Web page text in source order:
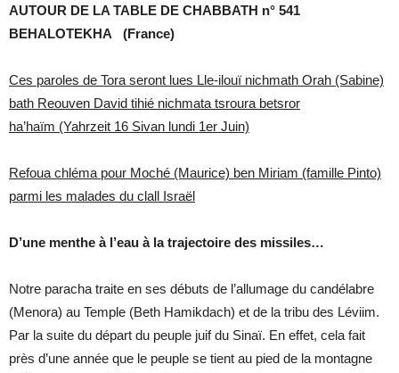
AUTOUR DE LA TABLE DE CHABBATH n° 541
BEHALOTEKHA (France)
Ces paroles de Tora seront lues Lle-ilouï nichmath Orah (Sabine)
bath Reouven David tihié nichmata tsroura betsror
ha’haïm (Yahrzeit 16 Sivan lundi 1er Juin)
Refoua chléma pour Moché (Maurice) ben Miriam (famille Pinto)
parmi les malades du clall Israël
D’une menthe à l’eau à la trajectoire des missiles…
Notre paracha traite en ses débuts de l’allumage du candélabre
(Menora) au Temple (Beth Hamikdach) et de la tribu des Léviim.
Par la suite du départ du peuple juif du Sinaï. En effet, cela fait
près d’une année que le peuple se tient au pied de la montagne